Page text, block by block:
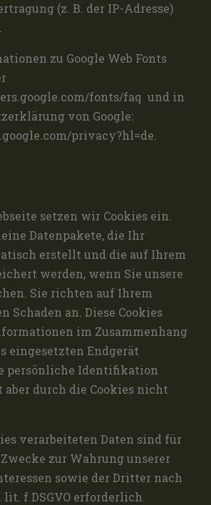
(z. B. der IP-Adresse)
zu Google Web Fonts
fonts/faq und in
von Google:
privacy?hl=de.
setzen wir Cookies ein.
Datenpakete, die Ihr
erstellt und die auf Ihrem
werden, wenn Sie unsere
Sie richten auf Ihrem
Schaden an. Diese Cookies
im Zusammenhang
eingesetzten Endgerät
persönliche Identifikation
aber durch die Cookies nicht
verarbeiteten Daten sind für
zur Wahrung unserer
sowie der Dritter nach
lit. f DSGVO erforderlich.